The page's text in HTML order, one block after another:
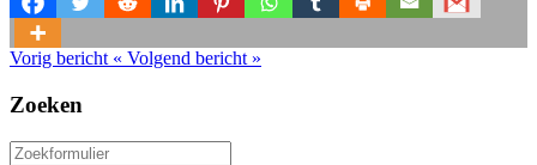
Vorig bericht « Volgend bericht »
Zoeken
Zoeken